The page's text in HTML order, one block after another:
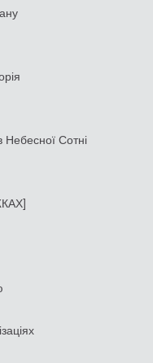
Небесної Сотні